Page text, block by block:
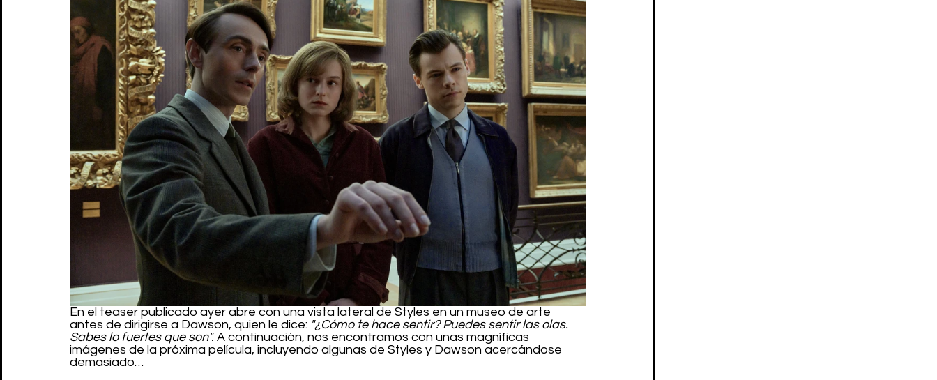
En el teaser publicado ayer abre con una vista lateral de Styles en un museo de arte
antes de dirigirse a Dawson, quien le dice: "¿Cómo te hace sentir? Puedes sentir las olas.
Sabes lo fuertes que son". A continuación, nos encontramos con unas magníficas
imágenes de la próxima película, incluyendo algunas de Styles y Dawson acercándose
demasiado…